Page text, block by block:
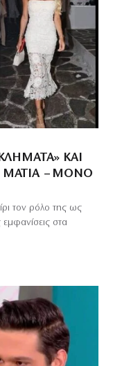
ΚΑΙ
ΜΆΤΙΑ – ΜΌΝΟ
τον ρόλο της ως
στα